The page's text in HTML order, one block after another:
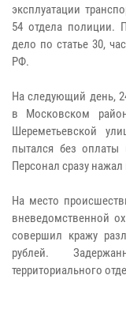
эксплуатации
54 отдела полиции.
дело по статье 30,
РФ.
На следующий день,
в Московском
Шереметьевской
пытался без оплаты
Персонал сразу
На место
вневедомственной
совершил кражу
рублей.
территориального